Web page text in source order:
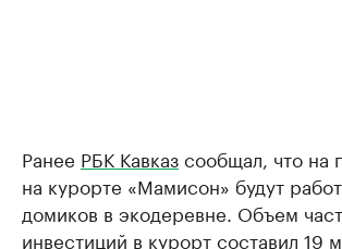
Ранее РБК Кавказсообщал, что на
на курорте «Мамисон» будут
домиков в экодеревне. Объем
инвестиций в курорт составил 19